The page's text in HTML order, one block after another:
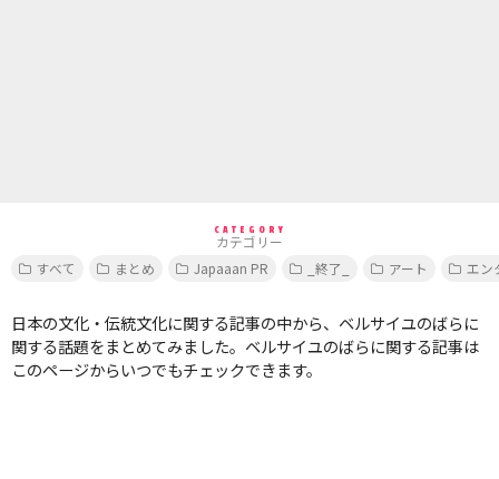
CATEGORY
カテゴリー
すべて
まとめ Japaaan PR _終了_ アート エン
日本の文化・伝統文化に関する記事の中から、ベルサイユのばらに
関する話題をまとめてみました。ベルサイユのばらに関する記事は
このページからいつでもチェックできます。